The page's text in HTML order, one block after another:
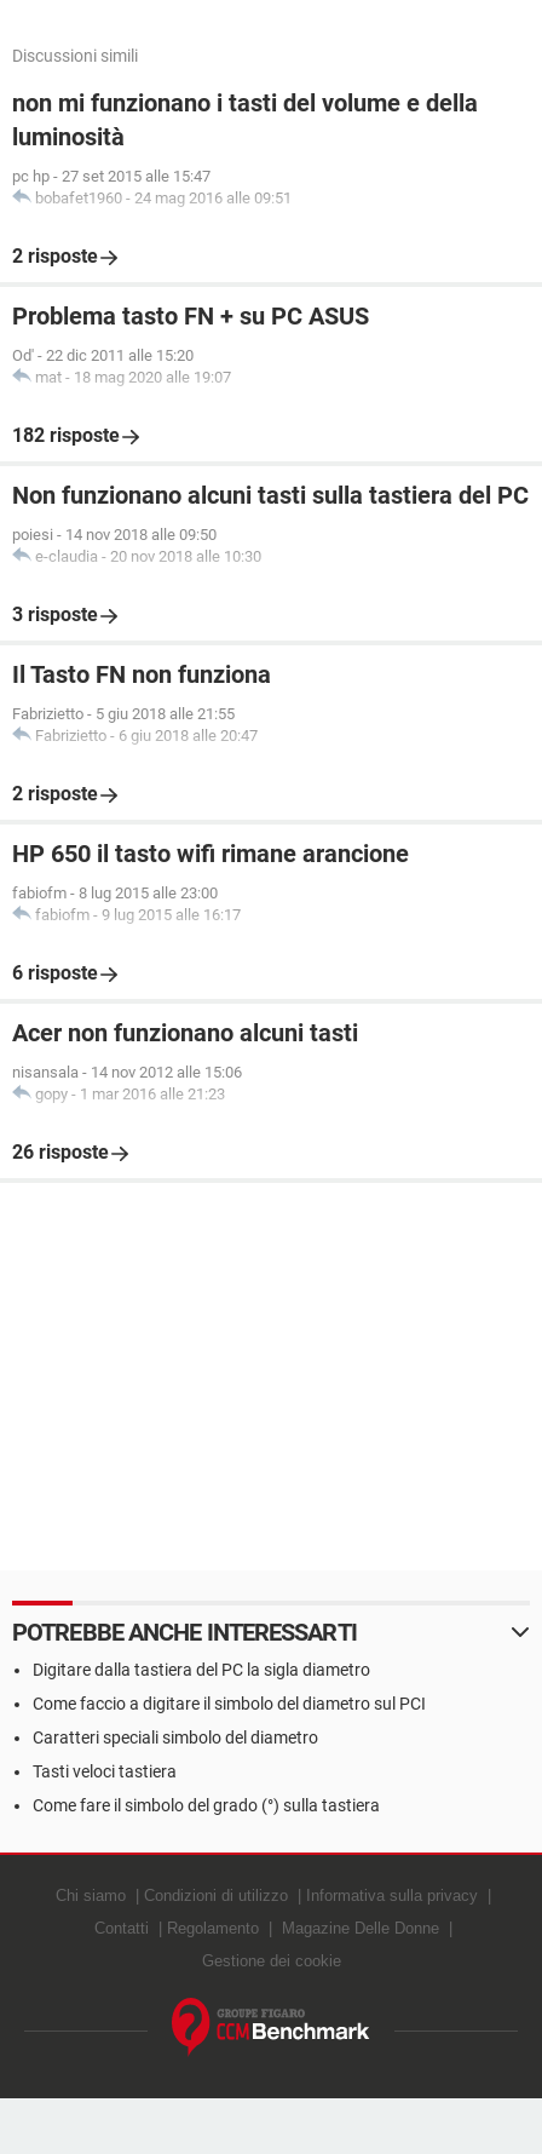
Discussioni simili
non mi funzionano i tasti del volume e della
luminosità
pc hp - 27 set 2015 alle 15:47
bobafet1960 - 24 mag 2016 alle 09:51
2 risposte
Problema tasto FN + su PC ASUS
Od' - 22 dic 2011 alle 15:20
mat - 18 mag 2020 alle 19:07
182 risposte
Non funzionano alcuni tasti sulla tastiera del PC
poiesi - 14 nov 2018 alle 09:50
e-claudia - 20 nov 2018 alle 10:30
3 risposte
Il Tasto FN non funziona
Fabrizietto - 5 giu 2018 alle 21:55
Fabrizietto - 6 giu 2018 alle 20:47
2 risposte
HP 650 il tasto wifi rimane arancione
fabiofm - 8 lug 2015 alle 23:00
fabiofm - 9 lug 2015 alle 16:17
6 risposte
Acer non funzionano alcuni tasti
nisansala - 14 nov 2012 alle 15:06
gopy - 1 mar 2016 alle 21:23
26 risposte
POTREBBE ANCHE INTERESSARTI
Digitare dalla tastiera del PC la sigla diametro
Come faccio a digitare il simbolo del diametro sul PCI
Caratteri speciali simbolo del diametro
Tasti veloci tastiera
Come fare il simbolo del grado (°) sulla tastiera
Chi siamo Condizioni di utilizzo
Informativa sulla privacy
Contatti
Regolamento
Magazine Delle Donne
Gestione dei cookie